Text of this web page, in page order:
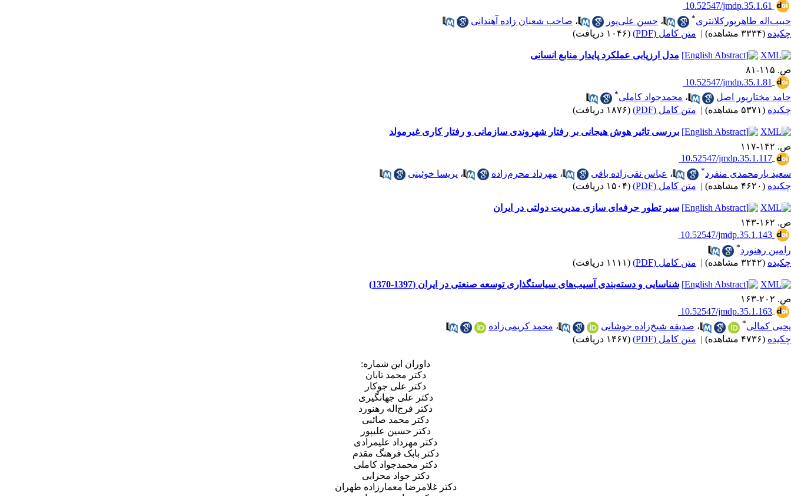
‎ 10.52547/jmdp.35.1.61
حبیب‌اله طاهرپورکلانتری* ، حسن علی‌پور ، صاحب شعبان زاده آهندانی
چکیده (۳۳۳۴ مشاهده) | متن کامل (PDF) (۱۰۴۶ دریافت)
مدل ارزیابی عملکرد پایدار منابع انسانی
ص. ۱۱۵-۸۱
‎ 10.52547/jmdp.35.1.81
حامد مختارپور اصل
، محمدجواد کاملی*
چکیده (۵۳۷۱ مشاهده) | متن کامل (PDF) (۱۸۷۶ دریافت)
بررسی تاثیر هوش هیجانی بر رفتار شهروندی سازمانی و رفتار کاری غیرمولد
ص. ۱۴۲-۱۱۷
‎ 10.52547/jmdp.35.1.117
سعید یارمحمدی منفرد* ، عباس نقی‌زاده باقی ، مهرداد محرم‌زاده ، پریسا خوئینی
چکیده (۴۶۲۰ مشاهده) | متن کامل (PDF) (۱۵۰۴ دریافت)
سیر تطور حرفه‌ای سازی مدیریت دولتی در ایران
ص. ۱۶۲-۱۴۳
‎ 10.52547/jmdp.35.1.143
رامین رهنورد*
چکیده (۳۲۴۲ مشاهده) | متن کامل (PDF) (۱۱۱۱ دریافت)
شناسایی و دسته‌‌بندی آسیب‌های سیاستگذاری توسعه صنعتی در ایران (1397-1370)
ص. ۲۰۲-۱۶۳
‎ 10.52547/jmdp.35.1.163
یحیی کمالی* ، صدیقه شیخ‌زاده جوشانی ، محمد کریمی‌زاده
چکیده (۴۷۳۶ مشاهده) | متن کامل (PDF) (۱۴۶۷ دریافت)
داوران این شماره:
دکتر محمد تابان
دکتر علی جوکار
دکتر علی جهانگیری
دکتر فرج‌اله رهنورد
دکتر محمد صائبی
دکتر حسین علیپور
دکتر مهرداد علیمرادی
دکتر بابک فرهنگ مقدم
دکتر محمدجواد کاملی
دکتر جواد محرابی
دکتر غلامرضا معمارزاده طهران